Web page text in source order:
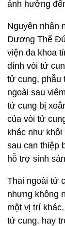
ảnh hưởng
Nguyên nhân
Dương Thế
viện đa khoa
dính vòi tử
tử cung, phẫu
ngoài sau
tử cung bị
của vòi tử
khác như
sau can thiệp
hỗ trợ sinh
Thai ngoài tử
nhưng không
một vị trí
tử cung, hay